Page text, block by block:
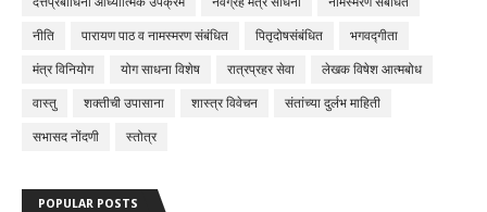
नीति पारायण पाठ व नामस्मरण संबंधित पितृदोषसंबंधित भगवद्गीता
मंत्र विनियोग योग साधना विशेष रात्रप्रहर सेवा लेखक विषेश आत्मबोध
वास्तु शक्तीची उपासाना शास्त्र विवेचन संतांच्या दुर्लभ माहिती
सभासद नोंदणी स्तोत्र
POPULAR POSTS